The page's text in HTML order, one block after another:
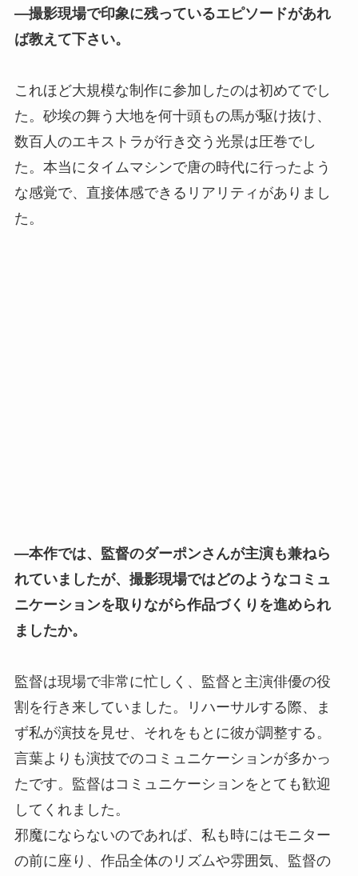
―撮影現場で印象に残っているエピソードがあれ
ば教えて下さい。
これほど大規模な制作に参加したのは初めてでし
た。砂埃の舞う大地を何十頭もの馬が駆け抜け、
数百人のエキストラが行き交う光景は圧巻でし
た。本当にタイムマシンで唐の時代に行ったよう
な感覚で、直接体感できるリアリティがありまし
た。
―本作では、監督のダーポンさんが主演も兼ねら
れていましたが、撮影現場ではどのようなコミュ
ニケーションを取りながら作品づくりを進められ
ましたか。
監督は現場で非常に忙しく、監督と主演俳優の役
割を行き来していました。リハーサルする際、ま
ず私が演技を見せ、それをもとに彼が調整する。
言葉よりも演技でのコミュニケーションが多かっ
たです。監督はコミュニケーションをとても歓迎
してくれました。
邪魔にならないのであれば、私も時にはモニター
の前に座り、作品全体のリズムや雰囲気、監督の